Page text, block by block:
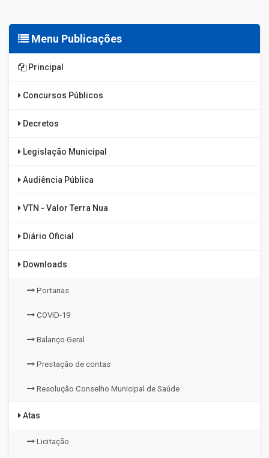
Menu Publicações
Principal
Concursos Públicos
Decretos
Legislação Municipal
Audiência Pública
VTN - Valor Terra Nua
Diário Oficial
Downloads
Portarias
COVID-19
Balanço Geral
Prestação de contas
Resolução Conselho Municipal de Saúde
Atas
Licitação